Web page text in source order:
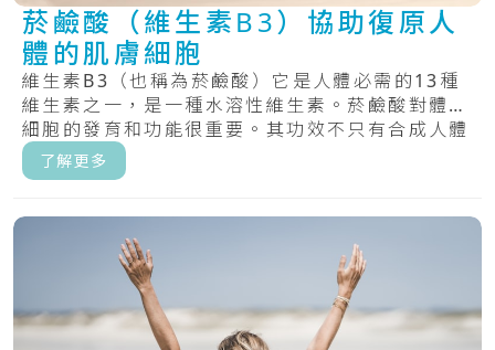
菸鹼酸（維生素B3）協助復原人
體的肌膚細胞
維生素B3（也稱為菸鹼酸）它是人體必需的13種
維生素之一，是一種水溶性維生素。菸鹼酸對體內
細胞的發育和功能很重要。其功效不只有合成人體
D.....
了解更多